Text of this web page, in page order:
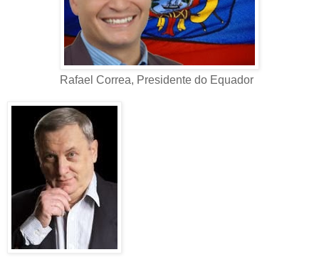
Rafael Correa, Presidente do Equador